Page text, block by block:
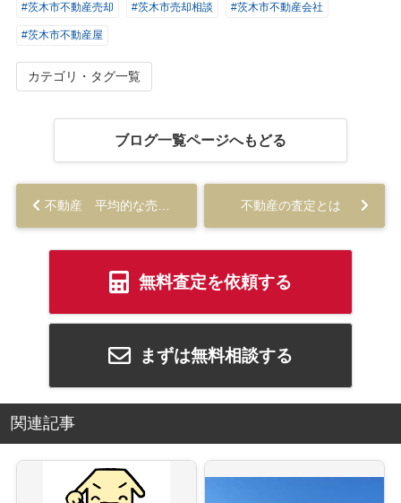
#茨木市不動産売却 #茨木市売却相談 #茨木市不動産会社
#茨木市不動産屋
カテゴリ・タグ一覧
ブログ一覧ページへもどる
不動産の査定とは
無料査定を依頼する
まずは無料相談する
関連記事